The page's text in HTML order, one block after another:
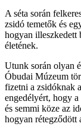
A séta során
zsidó temetők és
hogyan illeszkedett
életének.
Utunk során olyan
Óbudai Múzeum
fizetni a zsidóknak
engedélyért, hogy a
és semmi köze az
hogyan rétegződött